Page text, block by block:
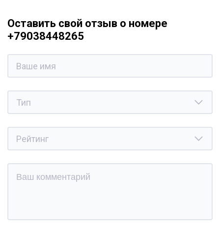
Оставить свой отзыв о номере
+79038448265